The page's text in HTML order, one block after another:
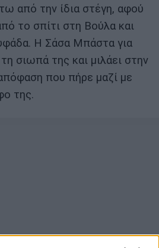
από την ίδια στέγη, αφού
το σπίτι στη Βούλα και
Η Σάσα Μπάστα για
σιωπά της και μιλάει στην
που πήρε μαζί με
της.